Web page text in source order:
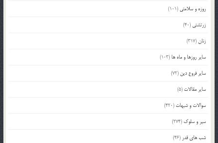
روزه و سلامتی (101)
زرتشتی (40)
زنان(317)
سایر روزها و ماه ها (103)
سایر فروع دین (72)
سایر مقالات (5)
سوالات و شبهات (420)
سیر و سلوک (274)
شب های قدر (46)